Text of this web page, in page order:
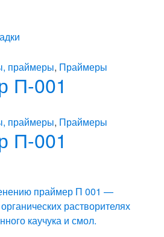
праймеры, Праймеры
П-001
праймеры, Праймеры
П-001
праймер П 001 —
растворителях
каучука и смол.